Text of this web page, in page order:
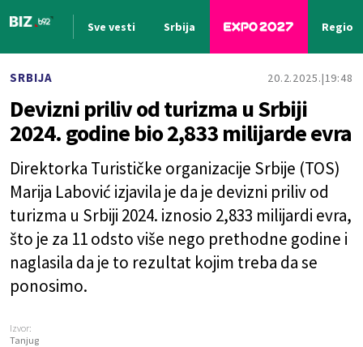
Sve vesti Srbija Region
SRBIJA 20.2.2025. 19:48
Devizni priliv od turizma u Srbiji
2024. godine bio 2,833 milijarde evra
Direktorka Turističke organizacije Srbije (TOS)
Marija Labović izjavila je da je devizni priliv od
turizma u Srbiji 2024. iznosio 2,833 milijardi evra,
što je za 11 odsto više nego prethodne godine i
naglasila da je to rezultat kojim treba da se
ponosimo.
Izvor:
Tanjug